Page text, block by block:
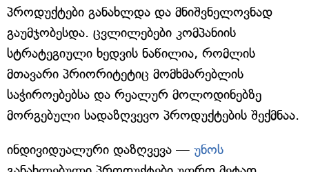
პროდუქტები განახლდა და მნიშვნელოვნად
გაუმჯობესდა. ცვლილებები კომპანიის
სტრატეგიული ხედვის ნაწილია, რომლის
მთავარი პრიორიტეტიც მომხმარებლის
საჭიროებებსა და რეალურ მოლოდინებზე
მორგებული სადაზღვევო პროდუქტების შექმნაა.
ინდივიდუალური დაზღვევა — უნოს